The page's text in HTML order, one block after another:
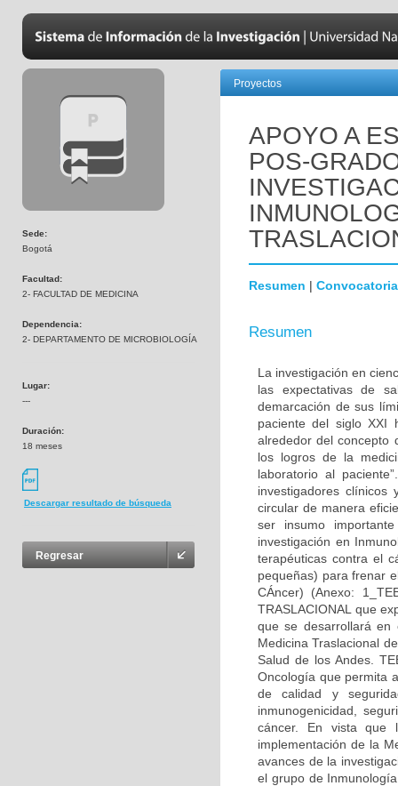
Sede:
Bogotá
Facultad:
2- FACULTAD DE MEDICINA
Dependencia:
2- DEPARTAMENTO DE MICROBIOLOGÍA
Lugar:
---
Duración:
18 meses
Descargar resultado de búsqueda
Regresar
Proyectos
APOYO A
POS-
Resumen | Convocatoria
Resumen
La investigación en
las expectativas de
demarcación de sus
paciente del siglo XXI
alrededor del concepto
los logros de la
laboratorio al
investigadores
circular de manera
ser insumo
investigación en
terapéuticas contra el
pequeñas) para frenar
CÁncer) (Anexo:
TRASLACIONAL que
que se desarrollará
Medicina Traslacional
Salud de los Andes.
Oncología que permita
de calidad y
inmunogenicidad,
cáncer. En vista que
implementación de la
avances de la
el grupo de